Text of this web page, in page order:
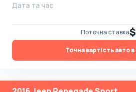
Дата та час
Поточна ставка
Точна вартість авто в